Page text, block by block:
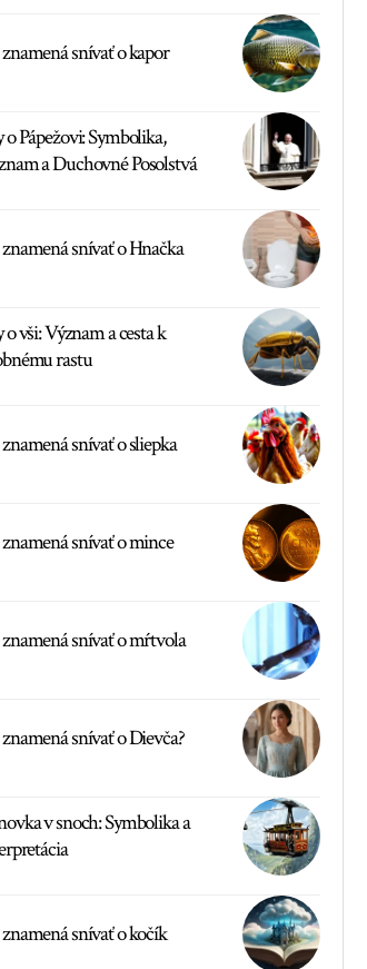
snívať o kapor
o Pápežovi: Symbolika,
a Duchovné Posolstvá
snívať o Hnačka
o vši: Význam a cesta k
rastu
snívať o sliepka
snívať o mince
snívať o mŕtvola
snívať o Dievča?
v snoch: Symbolika a
snívať o kočík